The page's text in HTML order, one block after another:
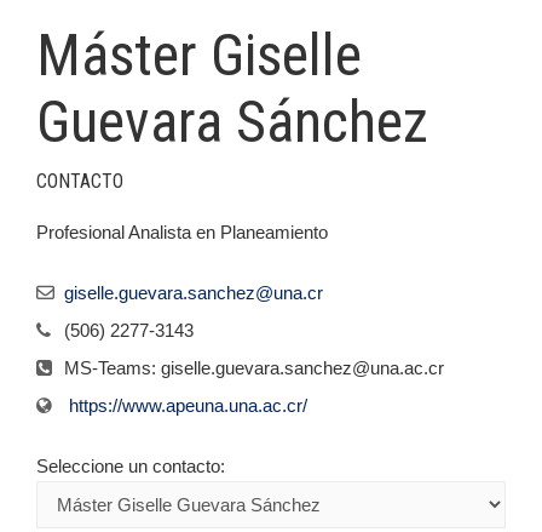
Máster Giselle
Guevara Sánchez
CONTACTO
Profesional Analista en Planeamiento
giselle.guevara.sanchez@una.cr
(506) 2277-3143
MS-Teams: giselle.guevara.sanchez@una.ac.cr
https://www.apeuna.una.ac.cr/
Seleccione un contacto: